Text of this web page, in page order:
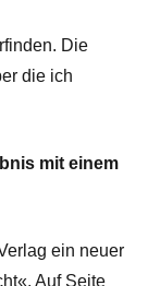
Die
die ich
mit einem
ein neuer
Auf Seite